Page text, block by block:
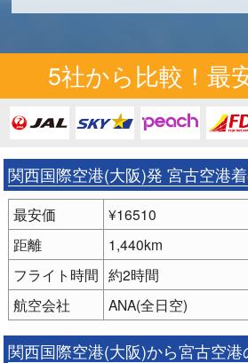
5社から比較！最
関西国際空港(大阪)発 宮古空港
最安価
¥16510
距離
1,440km
フライト時間 約2時間
航空会社
ANA(全日空)
関西国際空港(大阪)から宮古空